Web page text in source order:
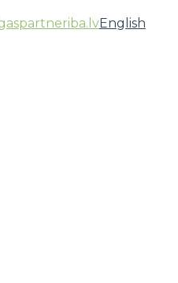
English